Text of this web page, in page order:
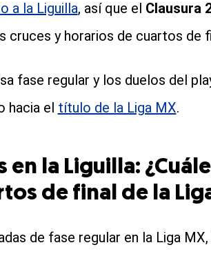
a la Liguilla, así que el Clausura
cruces y horarios de cuartos de
fase regular y los duelos del
hacia el título de la Liga MX.
en la Liguilla:
de final de la
de fase regular en la Liga